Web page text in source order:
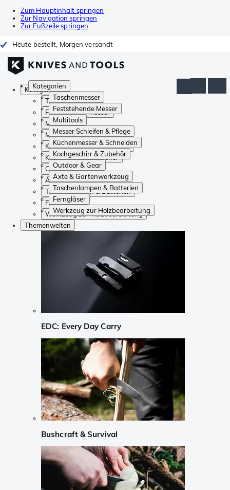
Zum Hauptinhalt springen
Zur Navigation springen
Zur Fußzeile springen
Heute bestellt, Morgen versandt
Kategorien
Taschenmesser
Feststehende Messer
Multitools
Messer Schleifen & Pflege
Küchenmesser & Schneiden
Kochgeschirr & Zubehör
Outdoor & Gear
Äxte & Gartenwerkzeug
Taschenlampen & Batterien
Ferngläser
Werkzeug zur Holzbearbeitung
Kategorien
Taschenmesser
Feststehende Messer
Multitools
Messer Schleifen & Pflege
Küchenmesser & Schneiden
Kochgeschirr & Zubehör
Outdoor & Gear
Äxte & Gartenwerkzeug
Taschenlampen & Batterien
Ferngläser
Werkzeug zur Holzbearbeitung
Themenwelten
EDC: Every Day Carry
Bushcraft & Survival